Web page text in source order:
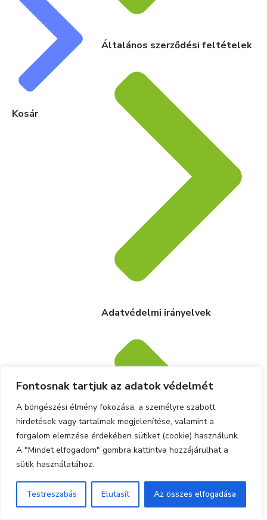
Fontosnak tartjuk az adatok védelmét
A böngészési élmény fokozása, a személyre szabott
hirdetések vagy tartalmak megjelenítése, valamint a
forgalom elemzése érdekében sütiket (cookie) használunk.
A "Mindet elfogadom" gombra kattintva hozzájárulhat a
sütik használatához.
Testreszabás Elutasít Az összes elfogadása
Kosár
Általános szerződési feltételek
Adatvédelmi irányelvek